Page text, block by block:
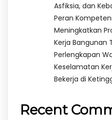
Asfiksia, dan
Peran
Meningkatkan
Kerja Bangunan
Perlengkapan
Keselamatan
Bekerja di
Recent